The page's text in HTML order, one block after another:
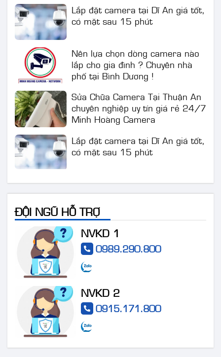
có mặt sau 15 phút
lắp cho gia đình ? Chuyên nhà
phố tại Bình Dương !
chuyên nghiệp uy tín giá rẻ 24/7
Minh Hoàng Camera
có mặt sau 15 phút
ĐỘI NGŨ HỖ TRỢ
NVKD 1
0989.290.800
NVKD 2
0915.171.800